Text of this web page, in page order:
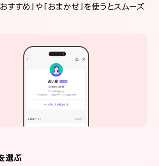
すすめ」や「おまかせ」を使うとスムーズ
選ぶ